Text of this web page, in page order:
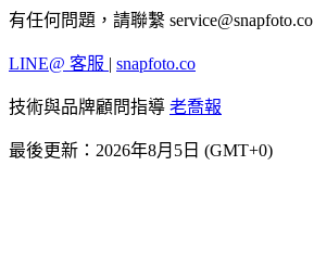
有任何問題，請聯繫 service@snapfoto.co
LINE@ 客服 | snapfoto.co
技術與品牌顧問指導 老喬報
最後更新：2026年8月5日 (GMT+0)